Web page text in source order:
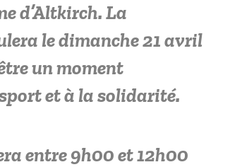
d’Altkirch. La
le dimanche 21 avril
un moment
et à la solidarité.
entre 9h00 et 12h00